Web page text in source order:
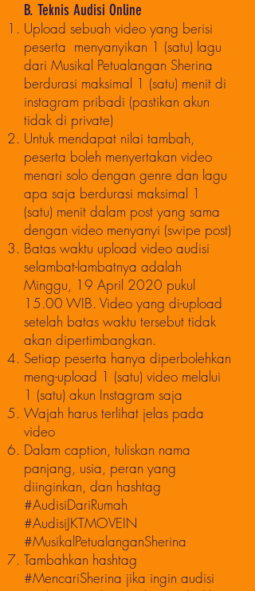
B. Teknis Audisi Online
Upload sebuah video yang berisi
peserta menyanyikan 1 (satu) lagu
dari Musikal Petualangan Sherina
berdurasi maksimal 1 (satu) menit di
instagram pribadi (pastikan akun
tidak di private)
Untuk mendapat nilai tambah,
peserta boleh menyertakan video
menari solo dengan genre dan lagu
apa saja berdurasi maksimal 1
(satu) menit dalam post yang sama
dengan video menyanyi (swipe post)
Batas waktu upload video audisi
selambat-lambatnya adalah
Minggu, 19 April 2020 pukul
15.00 WIB. Video yang di-upload
setelah batas waktu tersebut tidak
akan dipertimbangkan.
Setiap peserta hanya diperbolehkan
meng-upload 1 (satu) video melalui
1 (satu) akun Instagram saja
Wajah harus terlihat jelas pada
video
Dalam caption, tuliskan nama
panjang, usia, peran yang
diinginkan, dan hashtag
#AudisiDariRumah
#AudisiJKTMOVEIN
#MusikalPetualanganSherina
Tambahkan hashtag
#MencariSherina jika ingin audisi